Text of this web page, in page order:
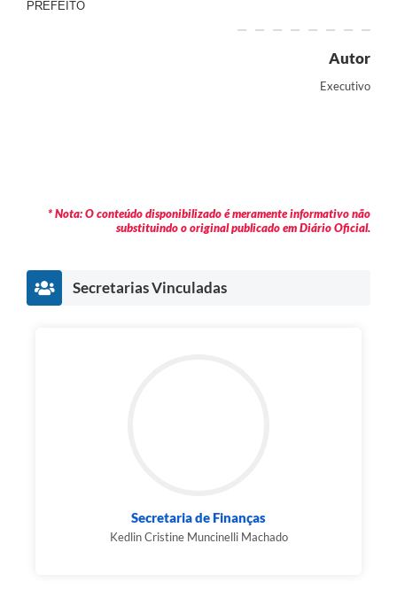
Regulamentação Governo Digital
PREFEITO
Autor
Executivo
* Nota: O conteúdo disponibilizado é meramente informativo não
substituindo o original publicado em Diário Oficial.
Secretarias Vinculadas
Secretaria de Finanças
Kedlin Cristine Muncinelli Machado